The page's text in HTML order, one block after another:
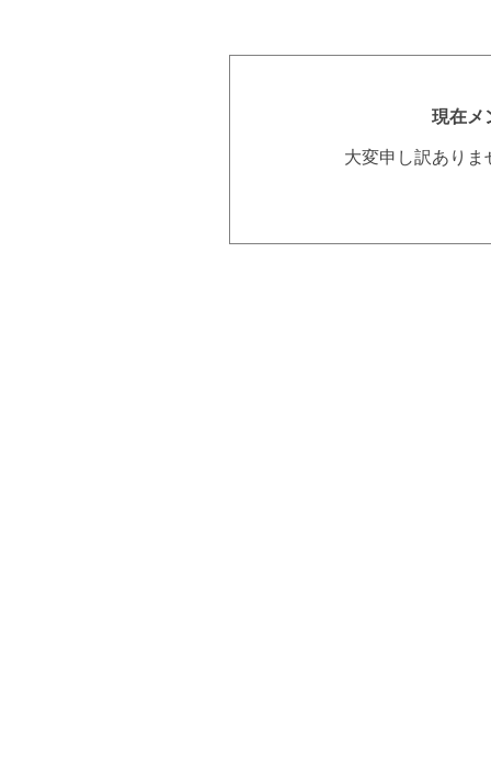
現在メ
大変申し訳あり